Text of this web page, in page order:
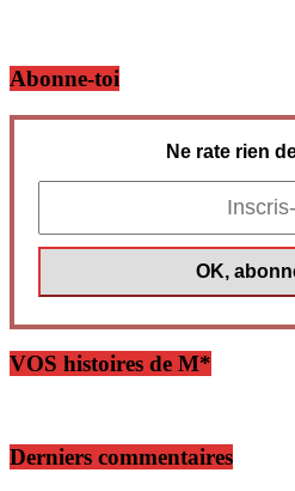
Abonne-toi
Ne rate rien
VOS histoires de M*
Derniers commentaires